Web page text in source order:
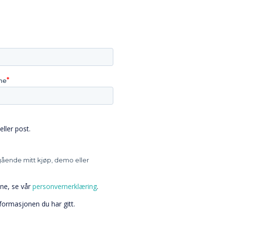
post.
mitt kjøp, demo eller
se vårpersonvernerklæring.
du har gitt.